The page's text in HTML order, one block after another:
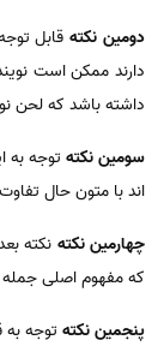
دومین نکته قابل
دارند ممکن است
داشته باشد که لحن
سومین نکته توجه به
اند با متون حال
چهارمین نکته نکته
که مفهوم اصلی
پنجمین نکته توجه